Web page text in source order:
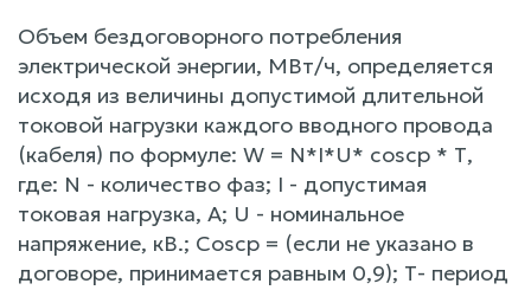
Объем бездоговорного потребления
электрической энергии, МВт/ч, определяется
исходя из величины допустимой длительной
токовой нагрузки каждого вводного провода
(кабеля) по формуле: W = N*I*U* coscp * Т,
где: N - количество фаз; I - допустимая
токовая нагрузка, А; U - номинальное
напряжение, кВ.; Coscp = (если не указано в
договоре, принимается равным 0,9); Т- период